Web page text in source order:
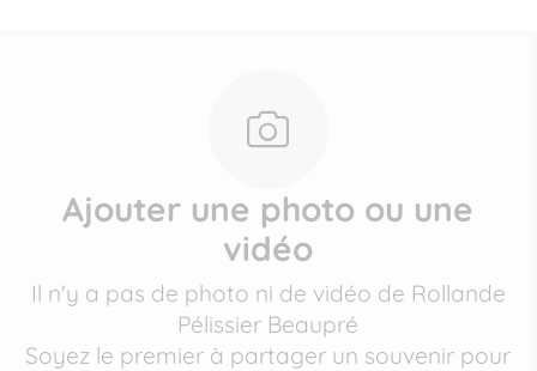
Ajouter une photo ou une
vidéo
Il n'y a pas de photo ni de vidéo de Rollande
Pélissier Beaupré
Soyez le premier à partager un souvenir pour